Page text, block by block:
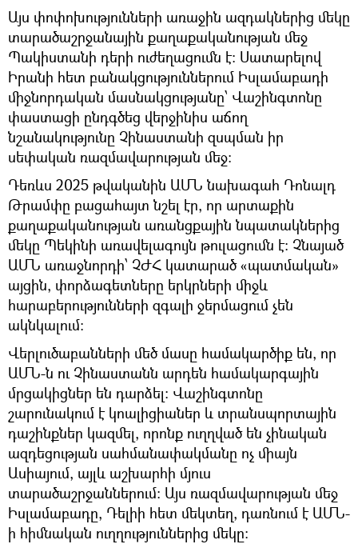
Այս փոփոխությունների առաջին ազդակներից մեկը
տարածաշրջանային քաղաքականության մեջ
Պակիստանի դերի ուժեղացումն է։ Սատարելով
Իրանի հետ բանակցություններում Իսլամաբադի
միջնորդական մասնակցությանը՝ Վաշինգտոնը
փաստացի ընդգծեց վերջինիս աճող
նշանակությունը Չինաստանի զսպման իր
սեփական ռազմավարության մեջ։
Դեռևս 2025 թվականին ԱՄՆ նախագահ Դոնալդ
Թրամփը բացահայտ նշել էր, որ արտաքին
քաղաքականության առանցքային նպատակներից
մեկը Պեկինի առավելագույն թուլացումն է։ Չնայած
ԱՄՆ առաջնորդի՝ ՉԺՀ կատարած «պատմական»
այցին, փորձագետները երկրների միջև
հարաբերությունների զգալի ջերմացում չեն
ակնկալում։
Վերլուծաբանների մեծ մասը համակարծիք են, որ
ԱՄՆ-ն ու Չինաստանն արդեն համակարգային
մրցակիցներ են դարձել։ Վաշինգտոնը
շարունակում է կոալիցիաներ և տրանսպորտային
դաշինքներ կազմել, որոնք ուղղված են չինական
ազդեցության սահմանափակմանը ոչ միայն
Ասիայում, այլև աշխարհի մյուս
տարածաշրջաններում։ Այս ռազմավարության մեջ
Իսլամաբադը, Դելիի հետ մեկտեղ, դառնում է ԱՄՆ-
ի հիմնական ուղղություններից մեկը։